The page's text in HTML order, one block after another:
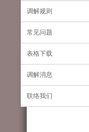
调解规则
常见问题
表格下载
调解消息
联络我们